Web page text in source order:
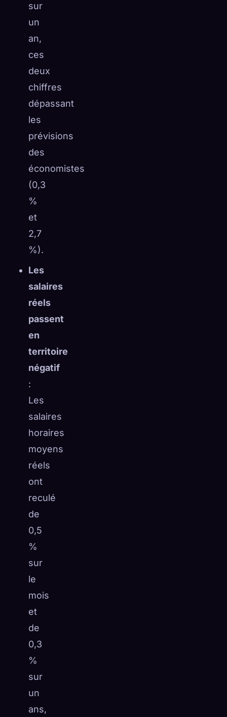
sur
un
an,
ces
deux
chiffres
dépassant
les
prévisions
des
économistes
(0,3
%
et
2,7
%).
Les
salaires
réels
passent
en
territoire
négatif
:
Les
salaires
horaires
moyens
réels
ont
reculé
de
0,5
%
sur
le
mois
et
de
0,3
%
sur
un
ans,